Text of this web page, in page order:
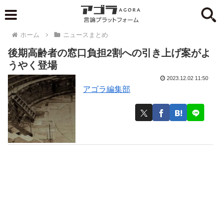
ホーム ニュースまとめ
後期高齢者の窓口負担2割への引き上げ案がよ
うやく登場
アゴラ編集部
2023.12.02 11:50